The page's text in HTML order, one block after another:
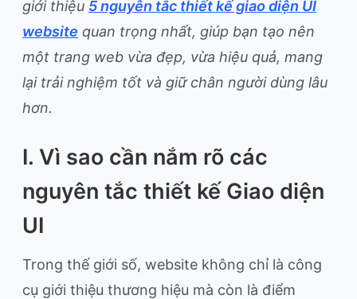
giới thiệu 5 nguyên tắc thiết kế giao diện UI
website quan trọng nhất, giúp bạn tạo nên
một trang web vừa đẹp, vừa hiệu quả, mang
lại trải nghiệm tốt và giữ chân người dùng lâu
hơn.
I. Vì sao cần nắm rõ các
nguyên tắc thiết kế Giao diện
UI
Trong thế giới số, website không chỉ là công
cụ giới thiệu thương hiệu mà còn là điểm